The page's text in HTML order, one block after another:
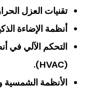
تقنيات العزل
أنظمة الإضاءة
التحكم الآلي في
(HVAC).
الأنظمة الشمسية